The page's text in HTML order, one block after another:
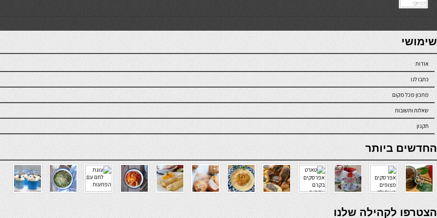
7slots
seriöse online casinos österreich
שימושי
אודות
כתבו לנו
מתכון מכל מקום
שאלות ותשובות
תקנון
online casino
החדשים ביותר
verde casino
הצטרפו לקהילה שלנו